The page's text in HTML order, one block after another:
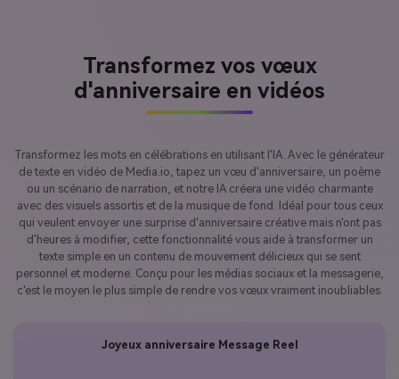
Transformez vos vœux
d'anniversaire en vidéos
Transformez les mots en célébrations en utilisant l'IA. Avec le générateur
de texte en vidéo de Media.io, tapez un vœu d'anniversaire, un poème
ou un scénario de narration, et notre IA créera une vidéo charmante
avec des visuels assortis et de la musique de fond. Idéal pour tous ceux
qui veulent envoyer une surprise d'anniversaire créative mais n'ont pas
d'heures à modifier, cette fonctionnalité vous aide à transformer un
texte simple en un contenu de mouvement délicieux qui se sent
personnel et moderne. Conçu pour les médias sociaux et la messagerie,
c'est le moyen le plus simple de rendre vos vœux vraiment inoubliables.
Joyeux anniversaire Message Reel